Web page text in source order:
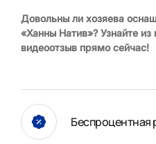
Довольны ли хозяева
«Ханны Натив»? Узнайте
видеоотзыв прямо сейчас!
Беспроцентная